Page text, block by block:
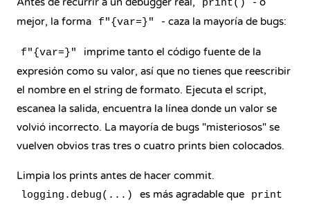
print()
mejor, la forma
f"{var=}" - caza la mayoría de bugs:
f"{var=}"
imprime tanto el código fuente de la
expresión como su valor, así que no tienes que reescribir
el nombre en el string de formato. Ejecuta el script,
escanea la salida, encuentra la línea donde un valor se
volvió incorrecto. La mayoría de bugs "misteriosos" se
vuelven obvios tras tres o cuatro prints bien colocados.
Limpia los prints antes de hacer commit.
logging.debug(...) es más agradable que print